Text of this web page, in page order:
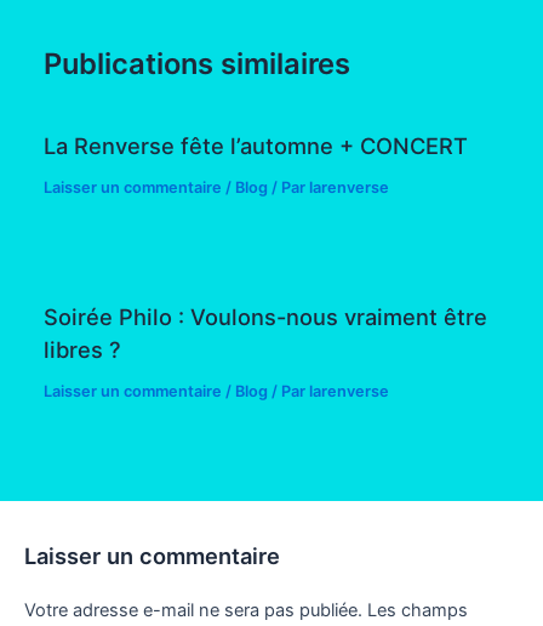
Publications similaires
La Renverse fête l’automne + CONCERT
Laisser un commentaire / Blog / Par larenverse
Soirée Philo : Voulons-nous vraiment être
libres ?
Laisser un commentaire / Blog / Par larenverse
Laisser un commentaire
Votre adresse e-mail ne sera pas publiée. Les champs